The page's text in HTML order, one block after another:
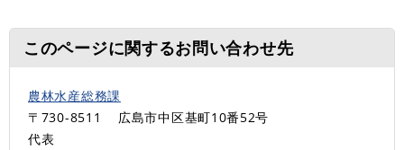
このページに関するお問い合わせ先
農林水産総務課
〒730-8511
広島市中区基町10番52号
代表